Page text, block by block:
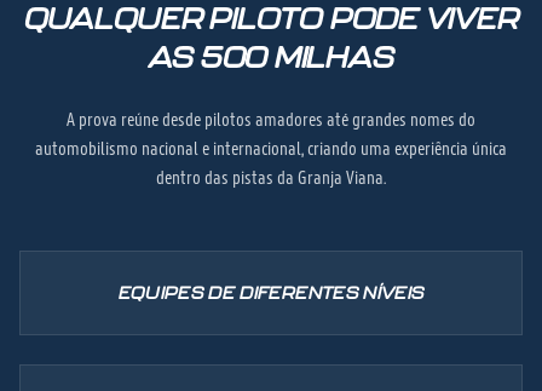
QUALQUER PILOTO PODE VIVER
AS 500 MILHAS
A prova reúne desde pilotos amadores até grandes nomes do
automobilismo nacional e internacional, criando uma experiência única
dentro das pistas da Granja Viana.
EQUIPES DE DIFERENTES NÍVEIS